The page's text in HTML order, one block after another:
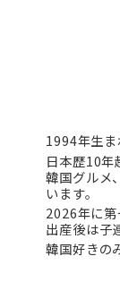
1994年生ま
日本歴10年
韓国グルメ
います。
2026年に第
出産後は子
韓国好きの